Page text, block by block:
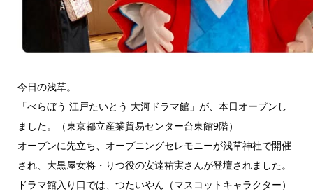
今日の浅草。
「べらぼう 江戸たいとう 大河ドラマ館」が、本日オープンし
ました。（東京都立産業貿易センター台東館9階）
オープンに先立ち、オープニングセレモニーが浅草神社で開催
され、大黒屋女将・りつ役の安達祐実さんが登壇されました。
ドラマ館入り口では、つたいやん（マスコットキャラクター）